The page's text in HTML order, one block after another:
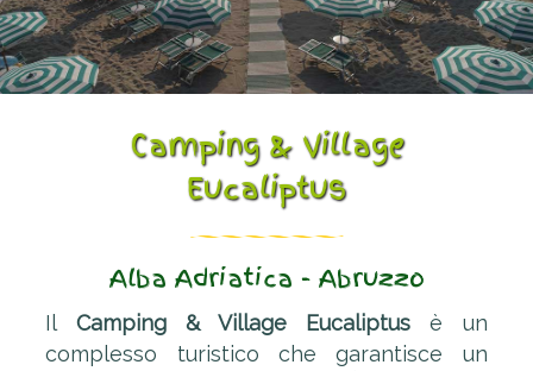
Camping & Village
Eucaliptus
Alba Adriatica - Abruzzo
Il Camping & Village Eucaliptus è un
complesso turistico che garan­tisce un